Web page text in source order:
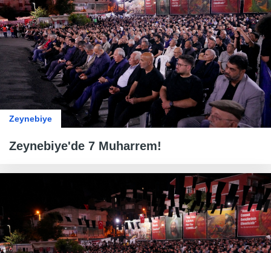
Zeynebiye
Zeynebiye'de 7 Muharrem!